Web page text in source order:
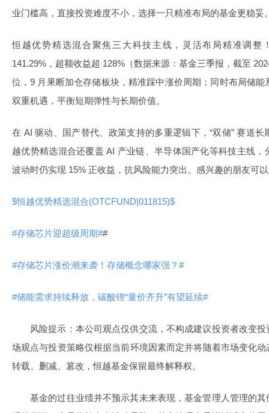
业门槛高，直接投资难度不小，选择一只精准布局的基金更稳妥
恒越优势精选混合聚焦三大科技主线，灵活布局精准调整
141.29%，超额收益超 128%（数据来源：基金三季报，截至
位，9 月果断加仓存储板块，精准踩中涨价周期；同时布局储能
双重机遇，平衡短期弹性与长期价值。
在 AI 驱动、国产替代、政策支持的多重逻辑下，“双储” 赛道
越优势精选混合还覆盖 AI 产业链、半导体国产化等科技主线
波动时仍实现 15% 正收益，抗风险能力突出。感兴趣的朋友可
$恒越优势精选混合(OTCFUND|011815)$
#存储芯片迎超级周期##
#存储芯片涨价潮来袭！存储概念哪家强？#
#储能需求持续释放，碳酸锂“量价齐升”有望延续#
风险提示：本公司观点仅供交流，不构成建议投资者改变
场观点与投资策略仅根据当前环境因素而定并将随着市场变化
转载、删减、篡改，恒越基金保留最终解释权。
基金的过往业绩并不预示其未来表现，基金管理人管理的